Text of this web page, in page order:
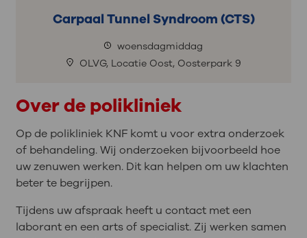
Carpaal Tunnel Syndroom (CTS)
woensdagmiddag
OLVG, Locatie Oost, Oosterpark 9
Over de polikliniek
Op de polikliniek KNF komt u voor extra onderzoek
of behandeling. Wij onderzoeken bijvoorbeeld hoe
uw zenuwen werken. Dit kan helpen om uw klachten
beter te begrijpen.
Tijdens uw afspraak heeft u contact met een
laborant en een arts of specialist. Zij werken samen